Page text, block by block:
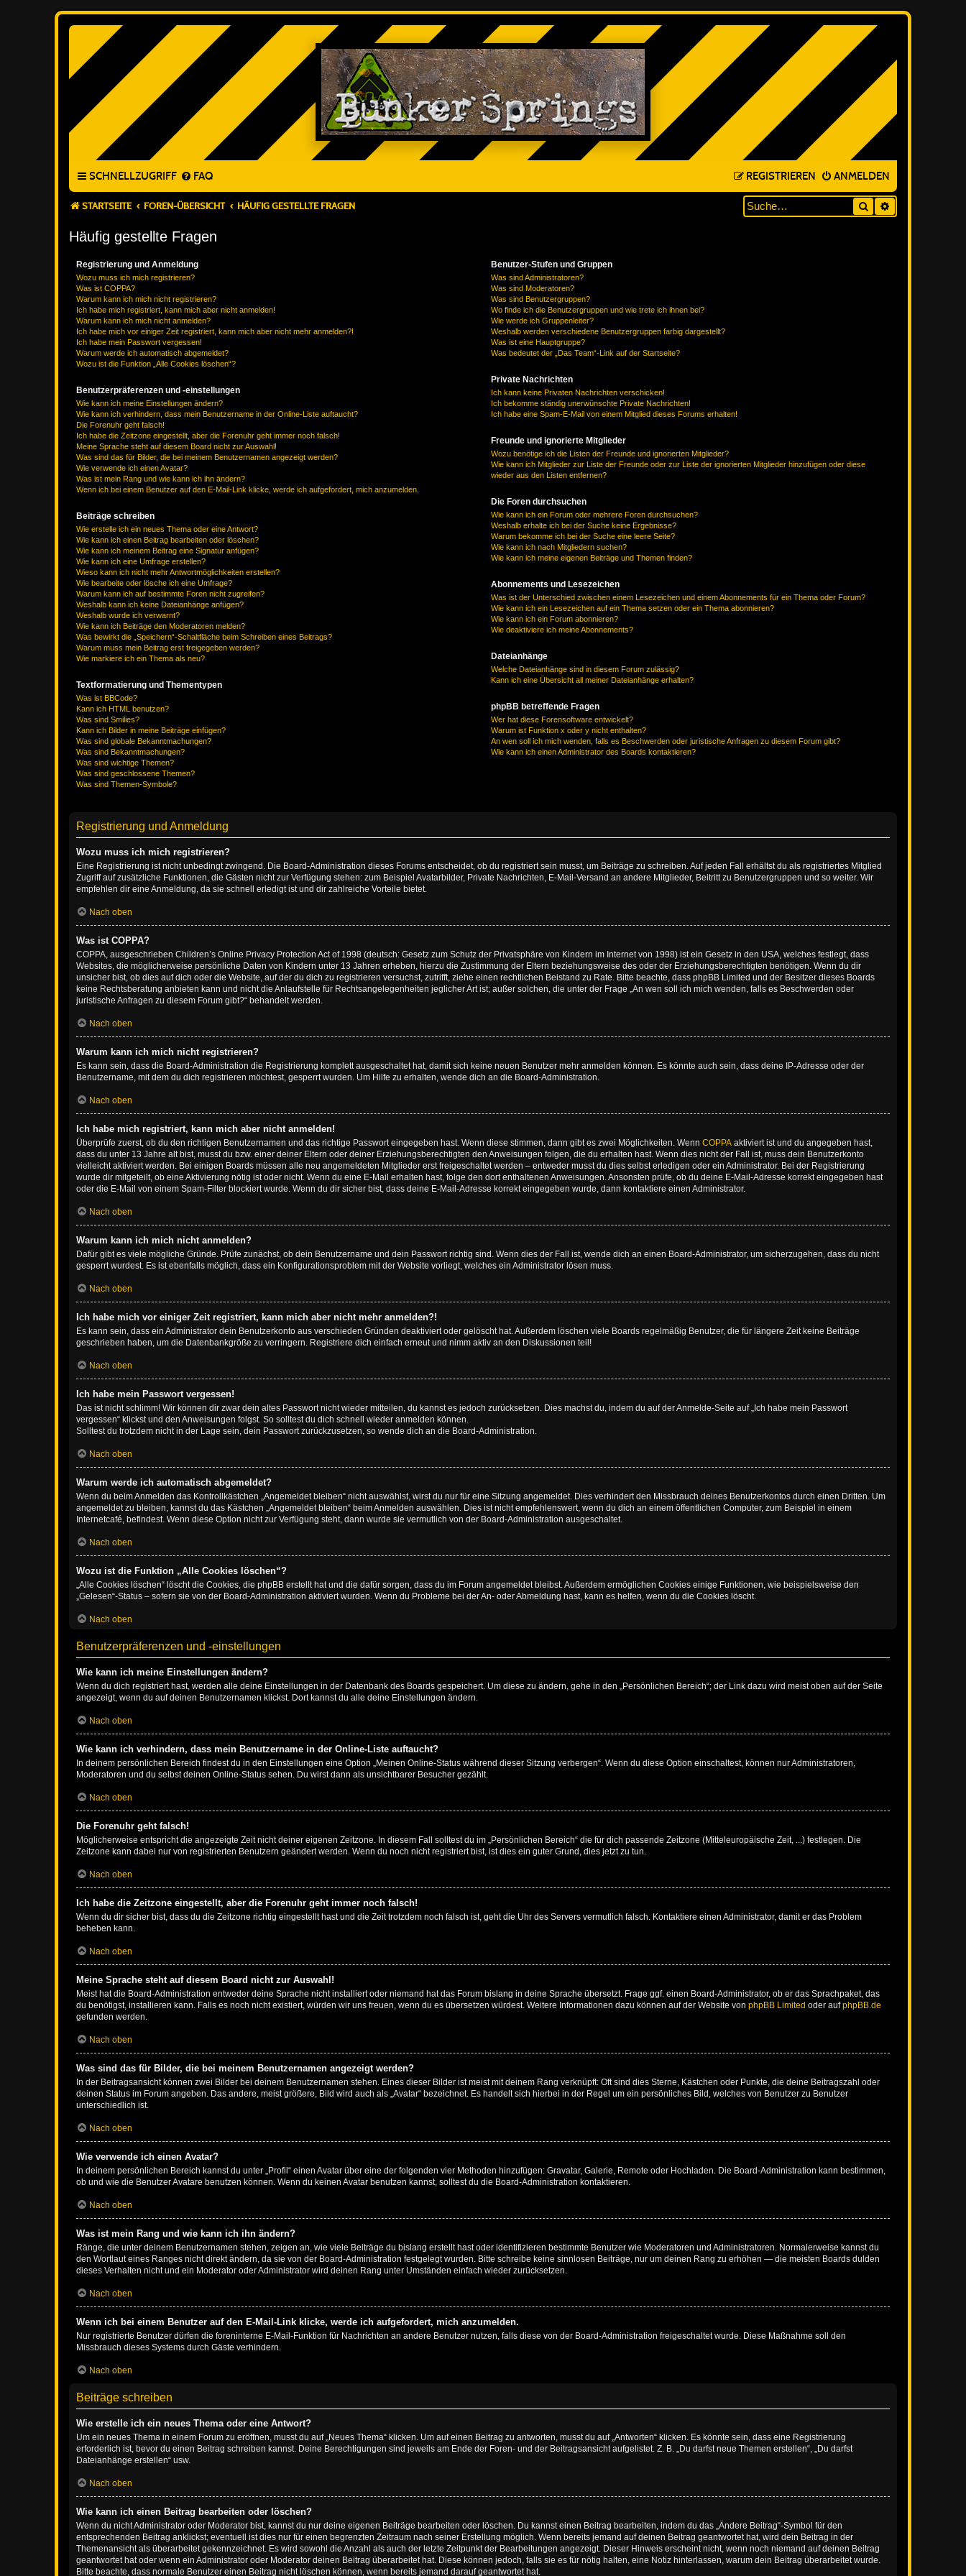
SCHNELLZUGRIFF FAQ ANMELDEN
REGISTRIEREN
STARTSEITE FOREN-ÜBERSICHT HÄUFIG GESTELLTE FRAGEN Suche
Häufig gestellte Fragen
Registrierung und Anmeldung
Wozu muss ich mich registrieren?
Was ist COPPA?
Warum kann ich mich nicht registrieren?
Ich habe mich registriert, kann mich aber nicht anmelden!
Warum kann ich mich nicht anmelden?
Ich habe mich vor einiger Zeit registriert, kann mich aber nicht mehr anmelden?!
Ich habe mein Passwort vergessen!
Warum werde ich automatisch abgemeldet?
Wozu ist die Funktion „Alle Cookies löschen“?
Benutzerpräferenzen und -einstellungen
Wie kann ich meine Einstellungen ändern?
Wie kann ich verhindern, dass mein Benutzername in der Online-Liste auftaucht?
Die Forenuhr geht falsch!
Ich habe die Zeitzone eingestellt, aber die Forenuhr geht immer noch falsch!
Meine Sprache steht auf diesem Board nicht zur Auswahl!
Was sind das für Bilder, die bei meinem Benutzernamen angezeigt werden?
Wie verwende ich einen Avatar?
Was ist mein Rang und wie kann ich ihn ändern?
Wenn ich bei einem Benutzer auf den E-Mail-Link klicke, werde ich aufgefordert, mich anzumelden.
Beiträge schreiben
Wie erstelle ich ein neues Thema oder eine Antwort?
Wie kann ich einen Beitrag bearbeiten oder löschen?
Wie kann ich meinem Beitrag eine Signatur anfügen?
Wie kann ich eine Umfrage erstellen?
Wieso kann ich nicht mehr Antwortmöglichkeiten erstellen?
Wie bearbeite oder lösche ich eine Umfrage?
Warum kann ich auf bestimmte Foren nicht zugreifen?
Weshalb kann ich keine Dateianhänge anfügen?
Weshalb wurde ich verwarnt?
Wie kann ich Beiträge den Moderatoren melden?
Was bewirkt die „Speichern“-Schaltfläche beim Schreiben eines Beitrags?
Warum muss mein Beitrag erst freigegeben werden?
Wie markiere ich ein Thema als neu?
Textformatierung und Thementypen
Was ist BBCode?
Kann ich HTML benutzen?
Was sind Smilies?
Kann ich Bilder in meine Beiträge einfügen?
Was sind globale Bekanntmachungen?
Was sind Bekanntmachungen?
Was sind wichtige Themen?
Was sind geschlossene Themen?
Was sind Themen-Symbole?
Benutzer-Stufen und Gruppen
Was sind Administratoren?
Was sind Moderatoren?
Was sind Benutzergruppen?
Wo finde ich die Benutzergruppen und wie trete ich ihnen bei?
Wie werde ich Gruppenleiter?
Weshalb werden verschiedene Benutzergruppen farbig dargestellt?
Was ist eine Hauptgruppe?
Was bedeutet der „Das Team“-Link auf der Startseite?
Private Nachrichten
Ich kann keine Privaten Nachrichten verschicken!
Ich bekomme ständig unerwünschte Private Nachrichten!
Ich habe eine Spam-E-Mail von einem Mitglied dieses Forums erhalten!
Freunde und ignorierte Mitglieder
Wozu benötige ich die Listen der Freunde und ignorierten Mitglieder?
Wie kann ich Mitglieder zur Liste der Freunde oder zur Liste der ignorierten Mitglieder hinzufügen oder diese
wieder aus den Listen entfernen?
Die Foren durchsuchen
Wie kann ich ein Forum oder mehrere Foren durchsuchen?
Weshalb erhalte ich bei der Suche keine Ergebnisse?
Warum bekomme ich bei der Suche eine leere Seite?
Wie kann ich nach Mitgliedern suchen?
Wie kann ich meine eigenen Beiträge und Themen finden?
Abonnements und Lesezeichen
Was ist der Unterschied zwischen einem Lesezeichen und einem Abonnements für ein Thema oder Forum?
Wie kann ich ein Lesezeichen auf ein Thema setzen oder ein Thema abonnieren?
Wie kann ich ein Forum abonnieren?
Wie deaktiviere ich meine Abonnements?
Dateianhänge
Welche Dateianhänge sind in diesem Forum zulässig?
Kann ich eine Übersicht all meiner Dateianhänge erhalten?
phpBB betreffende Fragen
Wer hat diese Forensoftware entwickelt?
Warum ist Funktion x oder y nicht enthalten?
An wen soll ich mich wenden, falls es Beschwerden oder juristische Anfragen zu diesem Forum gibt?
Wie kann ich einen Administrator des Boards kontaktieren?
Registrierung und Anmeldung
Wozu muss ich mich registrieren?
Eine Registrierung ist nicht unbedingt zwingend. Die Board-Administration dieses Forums entscheidet, ob du registriert sein musst, um Beiträge zu schreiben. Auf jeden Fall erhältst du als registriertes Mitglied
Zugriff auf zusätzliche Funktionen, die Gästen nicht zur Verfügung stehen: zum Beispiel Avatarbilder, Private Nachrichten, E-Mail-Versand an andere Mitglieder, Beitritt zu Benutzergruppen und so weiter. Wir
empfehlen dir eine Anmeldung, da sie schnell erledigt ist und dir zahlreiche Vorteile bietet.
Nach oben
Was ist COPPA?
COPPA, ausgeschrieben Children’s Online Privacy Protection Act of 1998 (deutsch: Gesetz zum Schutz der Privatsphäre von Kindern im Internet von 1998) ist ein Gesetz in den USA, welches festlegt, dass
Websites, die möglicherweise persönliche Daten von Kindern unter 13 Jahren erheben, hierzu die Zustimmung der Eltern beziehungsweise des oder der Erziehungsberechtigten benötigen. Wenn du dir
unsicher bist, ob dies auf dich oder die Website, auf der du dich zu registrieren versuchst, zutrifft, ziehe einen rechtlichen Beistand zu Rate. Bitte beachte, dass phpBB Limited und der Besitzer dieses Boards
keine Rechtsberatung anbieten kann und nicht die Anlaufstelle für Rechtsangelegenheiten jeglicher Art ist; außer solchen, die unter der Frage „An wen soll ich mich wenden, falls es Beschwerden oder
juristische Anfragen zu diesem Forum gibt?“ behandelt werden.
Nach oben
Warum kann ich mich nicht registrieren?
Es kann sein, dass die Board-Administration die Registrierung komplett ausgeschaltet hat, damit sich keine neuen Benutzer mehr anmelden können. Es könnte auch sein, dass deine IP-Adresse oder der
Benutzername, mit dem du dich registrieren möchtest, gesperrt wurden. Um Hilfe zu erhalten, wende dich an die Board-Administration.
Nach oben
Ich habe mich registriert, kann mich aber nicht anmelden!
Überprüfe zuerst, ob du den richtigen Benutzernamen und das richtige Passwort eingegeben hast. Wenn diese stimmen, dann gibt es zwei Möglichkeiten. Wenn COPPA aktiviert ist und du angegeben hast,
dass du unter 13 Jahre alt bist, musst du bzw. einer deiner Eltern oder deiner Erziehungsberechtigten den Anweisungen folgen, die du erhalten hast. Wenn dies nicht der Fall ist, muss dein Benutzerkonto
vielleicht aktiviert werden. Bei einigen Boards müssen alle neu angemeldeten Mitglieder erst freigeschaltet werden – entweder musst du dies selbst erledigen oder ein Administrator. Bei der Registrierung
wurde dir mitgeteilt, ob eine Aktivierung nötig ist oder nicht. Wenn du eine E-Mail erhalten hast, folge den dort enthaltenen Anweisungen. Ansonsten prüfe, ob du deine E-Mail-Adresse korrekt eingegeben hast
oder die E-Mail von einem Spam-Filter blockiert wurde. Wenn du dir sicher bist, dass deine E-Mail-Adresse korrekt eingegeben wurde, dann kontaktiere einen Administrator.
Nach oben
Warum kann ich mich nicht anmelden?
Dafür gibt es viele mögliche Gründe. Prüfe zunächst, ob dein Benutzername und dein Passwort richtig sind. Wenn dies der Fall ist, wende dich an einen Board-Administrator, um sicherzugehen, dass du nicht
gesperrt wurdest. Es ist ebenfalls möglich, dass ein Konfigurationsproblem mit der Website vorliegt, welches ein Administrator lösen muss.
Nach oben
Ich habe mich vor einiger Zeit registriert, kann mich aber nicht mehr anmelden?!
Es kann sein, dass ein Administrator dein Benutzerkonto aus verschieden Gründen deaktiviert oder gelöscht hat. Außerdem löschen viele Boards regelmäßig Benutzer, die für längere Zeit keine Beiträge
geschrieben haben, um die Datenbankgröße zu verringern. Registriere dich einfach erneut und nimm aktiv an den Diskussionen teil!
Nach oben
Ich habe mein Passwort vergessen!
Das ist nicht schlimm! Wir können dir zwar dein altes Passwort nicht wieder mitteilen, du kannst es jedoch zurücksetzen. Dies machst du, indem du auf der Anmelde-Seite auf „Ich habe mein Passwort
vergessen“ klickst und den Anweisungen folgst. So solltest du dich schnell wieder anmelden können.
Solltest du trotzdem nicht in der Lage sein, dein Passwort zurückzusetzen, so wende dich an die Board-Administration.
Nach oben
Warum werde ich automatisch abgemeldet?
Wenn du beim Anmelden das Kontrollkästchen „Angemeldet bleiben“ nicht auswählst, wirst du nur für eine Sitzung angemeldet. Dies verhindert den Missbrauch deines Benutzerkontos durch einen Dritten. Um
angemeldet zu bleiben, kannst du das Kästchen „Angemeldet bleiben“ beim Anmelden auswählen. Dies ist nicht empfehlenswert, wenn du dich an einem öffentlichen Computer, zum Beispiel in einem
Internetcafé, befindest. Wenn diese Option nicht zur Verfügung steht, dann wurde sie vermutlich von der Board-Administration ausgeschaltet.
Nach oben
Wozu ist die Funktion „Alle Cookies löschen“?
„Alle Cookies löschen“ löscht die Cookies, die phpBB erstellt hat und die dafür sorgen, dass du im Forum angemeldet bleibst. Außerdem ermöglichen Cookies einige Funktionen, wie beispielsweise den
„Gelesen“-Status – sofern sie von der Board-Administration aktiviert wurden. Wenn du Probleme bei der An- oder Abmeldung hast, kann es helfen, wenn du die Cookies löscht.
Nach oben
Benutzerpräferenzen und -einstellungen
Wie kann ich meine Einstellungen ändern?
Wenn du dich registriert hast, werden alle deine Einstellungen in der Datenbank des Boards gespeichert. Um diese zu ändern, gehe in den „Persönlichen Bereich“; der Link dazu wird meist oben auf der Seite
angezeigt, wenn du auf deinen Benutzernamen klickst. Dort kannst du alle deine Einstellungen ändern.
Nach oben
Wie kann ich verhindern, dass mein Benutzername in der Online-Liste auftaucht?
In deinem persönlichen Bereich findest du in den Einstellungen eine Option „Meinen Online-Status während dieser Sitzung verbergen“. Wenn du diese Option einschaltest, können nur Administratoren,
Moderatoren und du selbst deinen Online-Status sehen. Du wirst dann als unsichtbarer Besucher gezählt.
Nach oben
Die Forenuhr geht falsch!
Möglicherweise entspricht die angezeigte Zeit nicht deiner eigenen Zeitzone. In diesem Fall solltest du im „Persönlichen Bereich“ die für dich passende Zeitzone (Mitteleuropäische Zeit, ...) festlegen. Die
Zeitzone kann dabei nur von registrierten Benutzern geändert werden. Wenn du noch nicht registriert bist, ist dies ein guter Grund, dies jetzt zu tun.
Nach oben
Ich habe die Zeitzone eingestellt, aber die Forenuhr geht immer noch falsch!
Wenn du dir sicher bist, dass du die Zeitzone richtig eingestellt hast und die Zeit trotzdem noch falsch ist, geht die Uhr des Servers vermutlich falsch. Kontaktiere einen Administrator, damit er das Problem
beheben kann.
Nach oben
Meine Sprache steht auf diesem Board nicht zur Auswahl!
Meist hat die Board-Administration entweder deine Sprache nicht installiert oder niemand hat das Forum bislang in deine Sprache übersetzt. Frage ggf. einen Board-Administrator, ob er das Sprachpaket, das
du benötigst, installieren kann. Falls es noch nicht existiert, würden wir uns freuen, wenn du es übersetzen würdest. Weitere Informationen dazu können auf der Website von phpBB Limited oder aufphpBB.de
gefunden werden.
Nach oben
Was sind das für Bilder, die bei meinem Benutzernamen angezeigt werden?
In der Beitragsansicht können zwei Bilder bei deinem Benutzernamen stehen. Eines dieser Bilder ist meist mit deinem Rang verknüpft: Oft sind dies Sterne, Kästchen oder Punkte, die deine Beitragszahl oder
deinen Status im Forum angeben. Das andere, meist größere, Bild wird auch als „Avatar“ bezeichnet. Es handelt sich hierbei in der Regel um ein persönliches Bild, welches von Benutzer zu Benutzer
unterschiedlich ist.
Nach oben
Wie verwende ich einen Avatar?
In deinem persönlichen Bereich kannst du unter „Profil“ einen Avatar über eine der folgenden vier Methoden hinzufügen: Gravatar, Galerie, Remote oder Hochladen. Die Board-Administration kann bestimmen,
ob und wie die Benutzer Avatare benutzen können. Wenn du keinen Avatar benutzen kannst, solltest du die Board-Administration kontaktieren.
Nach oben
Was ist mein Rang und wie kann ich ihn ändern?
Ränge, die unter deinem Benutzernamen stehen, zeigen an, wie viele Beiträge du bislang erstellt hast oder identifizieren bestimmte Benutzer wie Moderatoren und Administratoren. Normalerweise kannst du
den Wortlaut eines Ranges nicht direkt ändern, da sie von der Board-Administration festgelegt wurden. Bitte schreibe keine sinnlosen Beiträge, nur um deinen Rang zu erhöhen — die meisten Boards dulden
dieses Verhalten nicht und ein Moderator oder Administrator wird deinen Rang unter Umständen einfach wieder zurücksetzen.
Nach oben
Wenn ich bei einem Benutzer auf den E-Mail-Link klicke, werde ich aufgefordert, mich anzumelden.
Nur registrierte Benutzer dürfen die foreninterne E-Mail-Funktion für Nachrichten an andere Benutzer nutzen, falls diese von der Board-Administration freigeschaltet wurde. Diese Maßnahme soll den
Missbrauch dieses Systems durch Gäste verhindern.
Nach oben
Beiträge schreiben
Wie erstelle ich ein neues Thema oder eine Antwort?
Um ein neues Thema in einem Forum zu eröffnen, musst du auf „Neues Thema“ klicken. Um auf einen Beitrag zu antworten, musst du auf „Antworten“ klicken. Es könnte sein, dass eine Registrierung
erforderlich ist, bevor du einen Beitrag schreiben kannst. Deine Berechtigungen sind jeweils am Ende der Foren- und der Beitragsansicht aufgelistet. Z. B. „Du darfst neue Themen erstellen“, „Du darfst
Dateianhänge erstellen“ usw.
Nach oben
Wie kann ich einen Beitrag bearbeiten oder löschen?
Wenn du nicht Administrator oder Moderator bist, kannst du nur deine eigenen Beiträge bearbeiten oder löschen. Du kannst einen Beitrag bearbeiten, indem du das „Ändere Beitrag“-Symbol für den
entsprechenden Beitrag anklickst; eventuell ist dies nur für einen begrenzten Zeitraum nach seiner Erstellung möglich. Wenn bereits jemand auf deinen Beitrag geantwortet hat, wird dein Beitrag in der
Themenansicht als überarbeitet gekennzeichnet. Es wird sowohl die Anzahl als auch der letzte Zeitpunkt der Bearbeitungen angezeigt. Dieser Hinweis erscheint nicht, wenn noch niemand auf deinen Beitrag
geantwortet hat oder wenn ein Administrator oder Moderator deinen Beitrag überarbeitet hat. Diese können jedoch, falls sie es für nötig halten, eine Notiz hinterlassen, warum dein Beitrag überarbeitet wurde.
Bitte beachte, dass normale Benutzer einen Beitrag nicht löschen können, wenn bereits jemand darauf geantwortet hat.